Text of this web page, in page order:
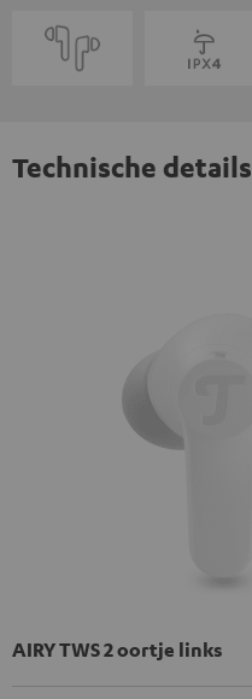
Technische details
AIRY TWS 2 oortje links